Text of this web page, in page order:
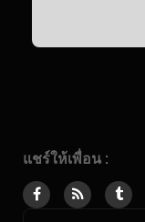
แชร์ให้เพื่อน :